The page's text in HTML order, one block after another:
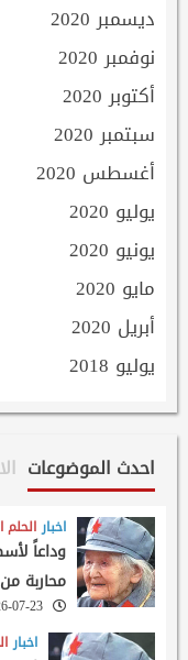
ديسمبر 2020
نوفمبر 2020
أكتوبر 2020
سبتمبر 2020
أغسطس 2020
يوليو 2020
يونيو 2020
مايو 2020
أبريل 2020
يوليو 2018
احدث الموضوعات
اخبار
وداعاً
محاربة من
2026-07-23
اخبار